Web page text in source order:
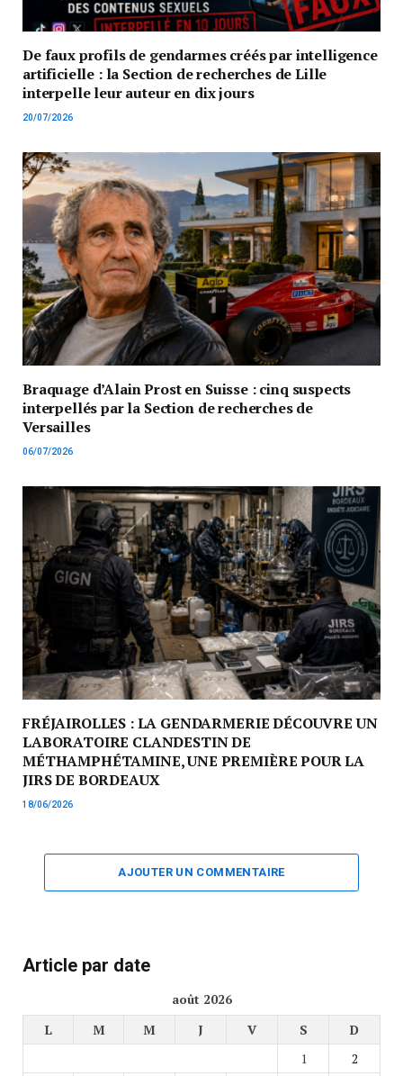
De faux profils de gendarmes créés par intelligence
artificielle : la Section de recherches de Lille
interpelle leur auteur en dix jours
20/07/2026
Braquage d’Alain Prost en Suisse : cinq suspects
interpellés par la Section de recherches de
Versailles
06/07/2026
FRÉJAIROLLES : LA GENDARMERIE DÉCOUVRE UN
LABORATOIRE CLANDESTIN DE
MÉTHAMPHÉTAMINE, UNE PREMIÈRE POUR LA
JIRS DE BORDEAUX
18/06/2026
AJOUTER UN COMMENTAIRE
Article par date
août 2026
L
M M J V S
D
1
2